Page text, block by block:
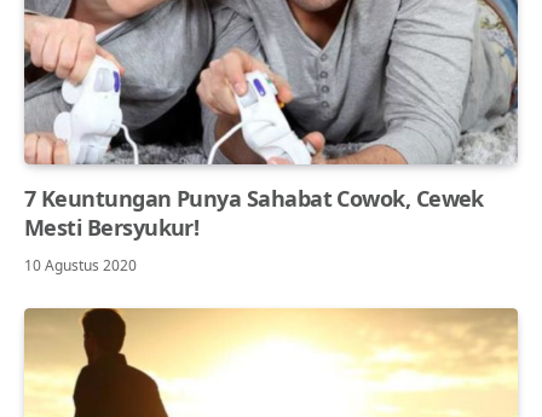
7 Keuntungan Punya Sahabat Cowok, Cewek
Mesti Bersyukur!
10 Agustus 2020